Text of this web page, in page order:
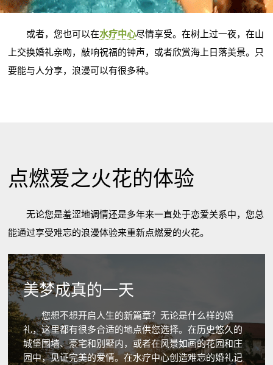
或者，您也可以在水疗中心尽情享受。在树上过一夜，在山
上交换婚礼亲吻，敲响祝福的钟声，或者欣赏海上日落美景。只
要能与人分享，浪漫可以有很多种。
点燃爱之火花的体验
无论您是羞涩地调情还是多年来一直处于恋爱关系中，您总
能通过享受难忘的浪漫体验来重新点燃爱的火花。
美梦成真的一天
您想不想开启人生的新篇章？无论是什么样的婚
礼，这里都有很多合适的地点供您选择。在历史悠久的
城堡围墙、豪宅和别墅内，或者在风景如画的花园和庄
园中，见证完美的爱情。在水疗中心创造难忘的婚礼记